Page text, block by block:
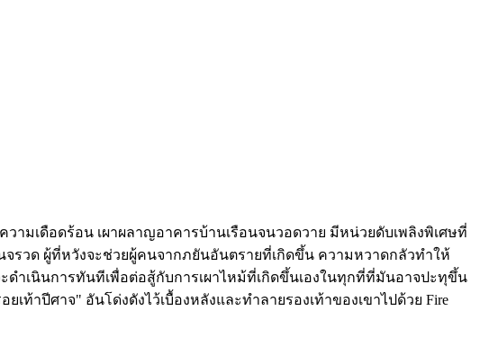
วามเดือดร้อน เผาผลาญอาคารบ้านเรือนจนวอดวาย มีหน่วยดับเพลิงพิเศษที่
รวด ผู้ที่หวังจะช่วยผู้คนจากภยันอันตรายที่เกิดขึ้น ความหวาดกลัวทำให้
ดำเนินการทันทีเพื่อต่อสู้กับการเผาไหม้ที่เกิดขึ้นเองในทุกที่ที่มันอาจปะทุขึ้น
เท้าปีศาจ" อันโด่งดังไว้เบื้องหลังและทำลายรองเท้าของเขาไปด้วย Fire